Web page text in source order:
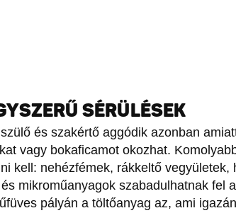
SÉRÜLÉSEK
és szakértő aggódik azonban
vagy bokaficamot okozhat.
kell: nehézfémek, rákkeltő vegyületek,
mikroműanyagok szabadulhatnak fel
pályán a töltőanyag az, ami